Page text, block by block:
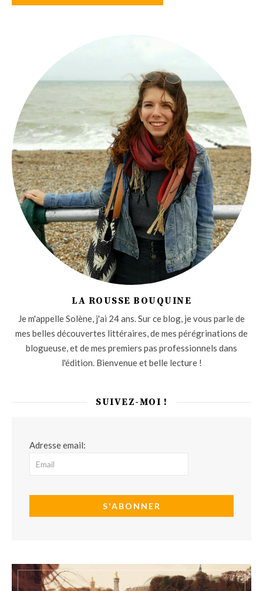
LA ROUSSE BOUQUINE
Je m'appelle Solène, j'ai 24 ans. Sur ce blog, je vous parle de
mes belles découvertes littéraires, de mes pérégrinations de
blogueuse, et de mes premiers pas professionnels dans
l'édition. Bienvenue et belle lecture !
SUIVEZ-MOI !
Adresse email: